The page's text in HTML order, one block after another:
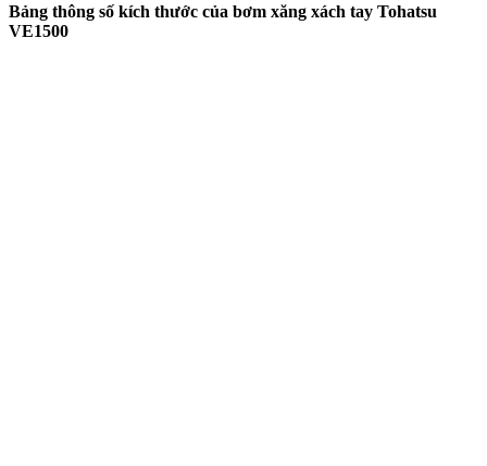
Bảng thông số kích thước của bơm xăng xách tay Tohatsu
VE1500